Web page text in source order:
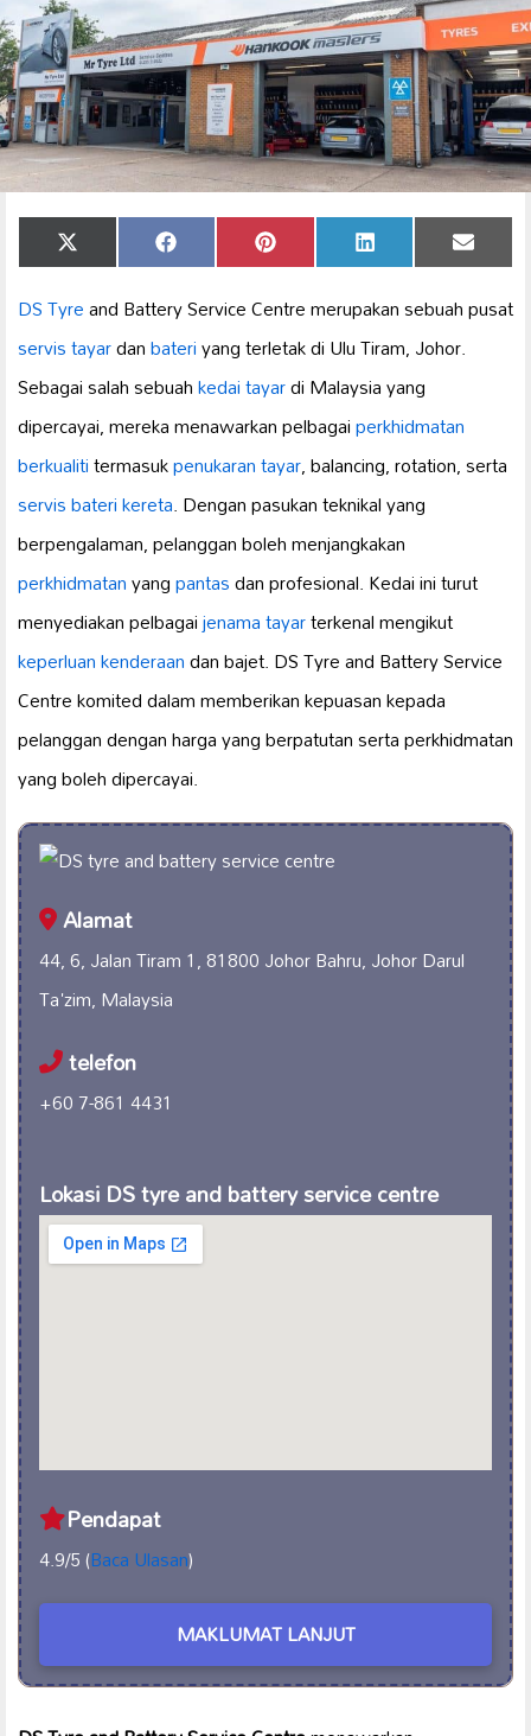
Share
on
X
(Twitter)
Share
on
Facebook Share
on
Pinterest Share
on
LinkedIn Share
on
Email
DS Tyreand Battery Service Centre merupakan sebuah pusat
servis tayardanbateriyang terletak di Ulu Tiram, Johor.
Sebagai salah sebuahkedai tayardi Malaysia yang
dipercayai, mereka menawarkan pelbagaiperkhidmatan
berkualititermasukpenukaran tayar, balancing, rotation, serta
servisbateri kereta. Dengan pasukan teknikal yang
berpengalaman, pelanggan boleh menjangkakan
perkhidmatanyangpantasdan profesional. Kedai ini turut
menyediakan pelbagaijenama tayarterkenal mengikut
keperluan kenderaandan bajet. DS Tyre and Battery Service
Centre komited dalam memberikan kepuasan kepada
pelanggan dengan harga yang berpatutan serta perkhidmatan
yang boleh dipercayai.
Alamat
44, 6, Jalan Tiram 1, 81800 Johor Bahru, Johor Darul
Ta'zim, Malaysia
telefon
+60 7-861 4431
Lokasi DS tyre and battery service centre
Pendapat
4.9/5 (Baca Ulasan)
MAKLUMAT LANJUT